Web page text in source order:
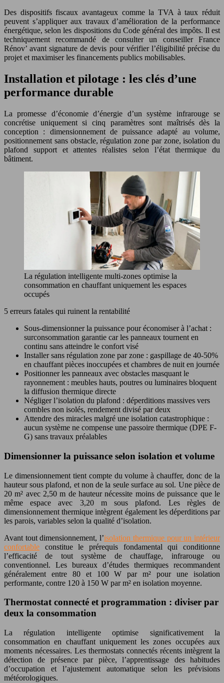
Des dispositifs fiscaux avantageux comme la TVA à taux réduit
peuvent s’appliquer aux travaux d’amélioration de la performance
énergétique, selon les dispositions du Code général des impôts. Il est
techniquement recommandé de consulter un conseiller France
Rénov’ avant signature de devis pour vérifier l’éligibilité précise du
projet et maximiser les financements publics mobilisables.
Installation et pilotage : les clés d’une
performance durable
La promesse d’économie d’énergie d’un système infrarouge se
concrétise uniquement si cinq paramètres sont maîtrisés dès la
conception : dimensionnement de puissance adapté au volume,
positionnement sans obstacle, régulation zone par zone, isolation du
plafond support et attentes réalistes selon l’état thermique du
bâtiment.
La régulation intelligente multi-zones optimise la
consommation en chauffant uniquement les espaces
occupés
5 erreurs fatales qui ruinent la rentabilité
Sous-dimensionner la puissance pour économiser à l’achat :
surconsommation garantie car les panneaux tournent en
continu sans atteindre le confort visé
Installer sans régulation zone par zone : gaspillage de 40-50%
en chauffant pièces inoccupées et chambres de nuit en journée
Positionner les panneaux avec obstacles masquant le
rayonnement : meubles hauts, poutres ou luminaires bloquent
la diffusion thermique directe
Négliger l’isolation du plafond : déperditions massives vers
combles non isolés, rendement divisé par deux
Attendre des miracles malgré une isolation catastrophique :
aucun système ne compense une passoire thermique (DPE F-
G) sans travaux préalables
Dimensionner la puissance selon isolation et volume
Le dimensionnement tient compte du volume à chauffer, donc de la
hauteur sous plafond, et non de la seule surface au sol. Une pièce de
20 m² avec 2,50 m de hauteur nécessite moins de puissance que le
même espace avec 3,20 m sous plafond. Les règles de
dimensionnement thermique intègrent également les déperditions par
les parois, variables selon la qualité d’isolation.
Avant tout dimensionnement, l’isolation thermique pour un intérieur
confortable constitue le prérequis fondamental qui conditionne
l’efficacité de tout système de chauffage, infrarouge ou
conventionnel. Les bureaux d’études thermiques recommandent
généralement entre 80 et 100 W par m² pour une isolation
performante, contre 120 à 150 W par m² en isolation moyenne.
Thermostat connecté et programmation : diviser par
deux la consommation
La régulation intelligente optimise significativement la
consommation en chauffant uniquement les zones occupées aux
moments nécessaires. Les thermostats connectés récents intègrent la
détection de présence par pièce, l’apprentissage des habitudes
d’occupation et l’ajustement automatique selon les prévisions
météorologiques.